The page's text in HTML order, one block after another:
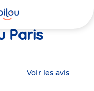
Paris
Voir les avis